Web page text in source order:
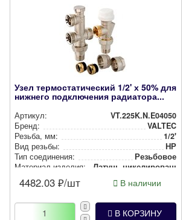
Узел термостатический 1/2' х 50% для
нижнего подключения радиатора...
Артикул:
VT.225K.N.E04050
Бренд:
VALTEC
Резьба, мм:
1/2'
Вид резьбы:
НР
Тип соединения:
Резьбовое
Материал изделия:
Латунь ни­ке­ли­ро­ван­ная
4482.03 ₽/шт В наличии
В КОРЗИНУ